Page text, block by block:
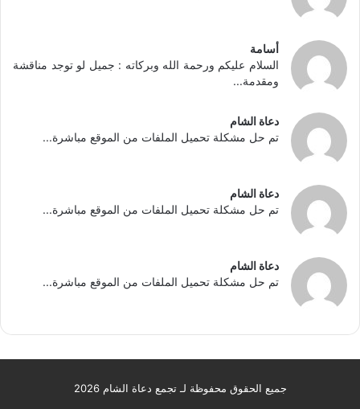
أسامة
السلام عليكم ورحمة الله وبركاته : جميل لو توجد مناقشة
ومقدمة...
دعاة الشام
تم حل مشكلة تحميل الملفات من الموقع مباشرة...
دعاة الشام
تم حل مشكلة تحميل الملفات من الموقع مباشرة...
دعاة الشام
تم حل مشكلة تحميل الملفات من الموقع مباشرة...
جميع الحقوق محفوظة لـ تجمع دعاة الشام 2026